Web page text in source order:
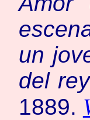
un
del
1889.